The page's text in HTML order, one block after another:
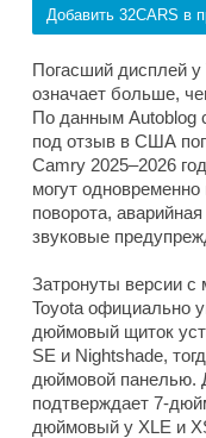
Добавить 32CARS в
Погасший дисплей у
означает больше,
По данным Autoblog
под отзыв в США
Camry 2025–2026
могут одновременно
поворота,
звуковые
Затронуты версии
Toyota официально
дюймовый щиток
SE и Nightshade,
дюймовой панелью.
подтверждает 7-
дюймовый у XLE и